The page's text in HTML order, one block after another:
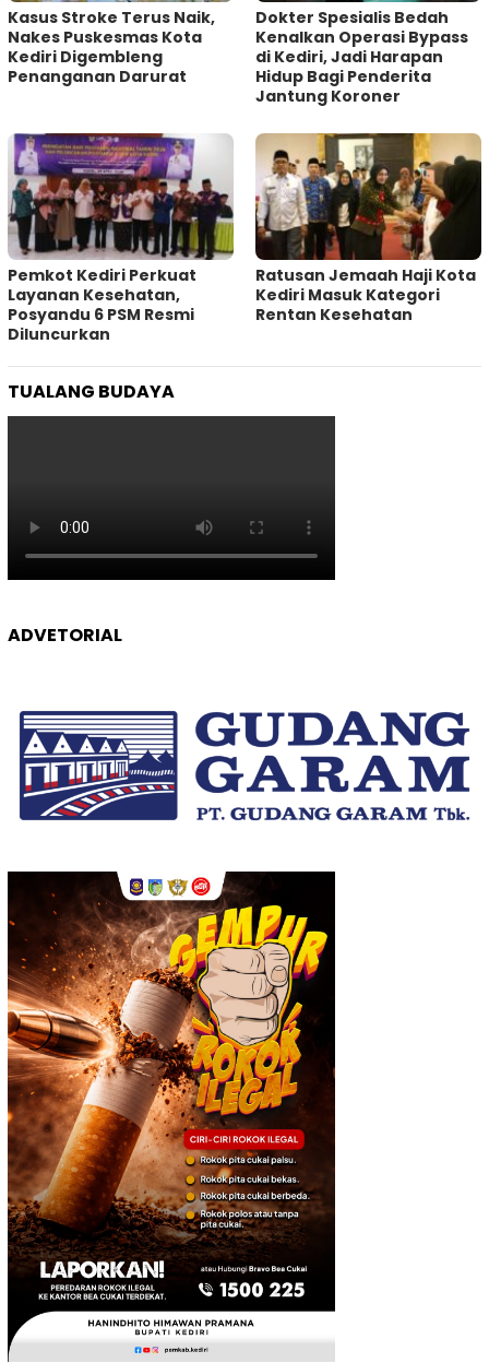
Kasus Stroke Terus Naik,
Nakes Puskesmas Kota
Kediri Digembleng
Penanganan Darurat
Dokter Spesialis Bedah
Kenalkan Operasi Bypass
di Kediri, Jadi Harapan
Hidup Bagi Penderita
Jantung Koroner
Pemkot Kediri Perkuat
Layanan Kesehatan,
Posyandu 6 PSM Resmi
Diluncurkan
‎Ratusan Jemaah Haji Kota
Kediri Masuk Kategori
Rentan Kesehatan
TUALANG BUDAYA
ADVETORIAL